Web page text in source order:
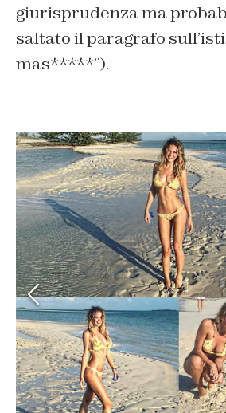
giurisprudenza ma
saltato il paragrafo
mas*****”).